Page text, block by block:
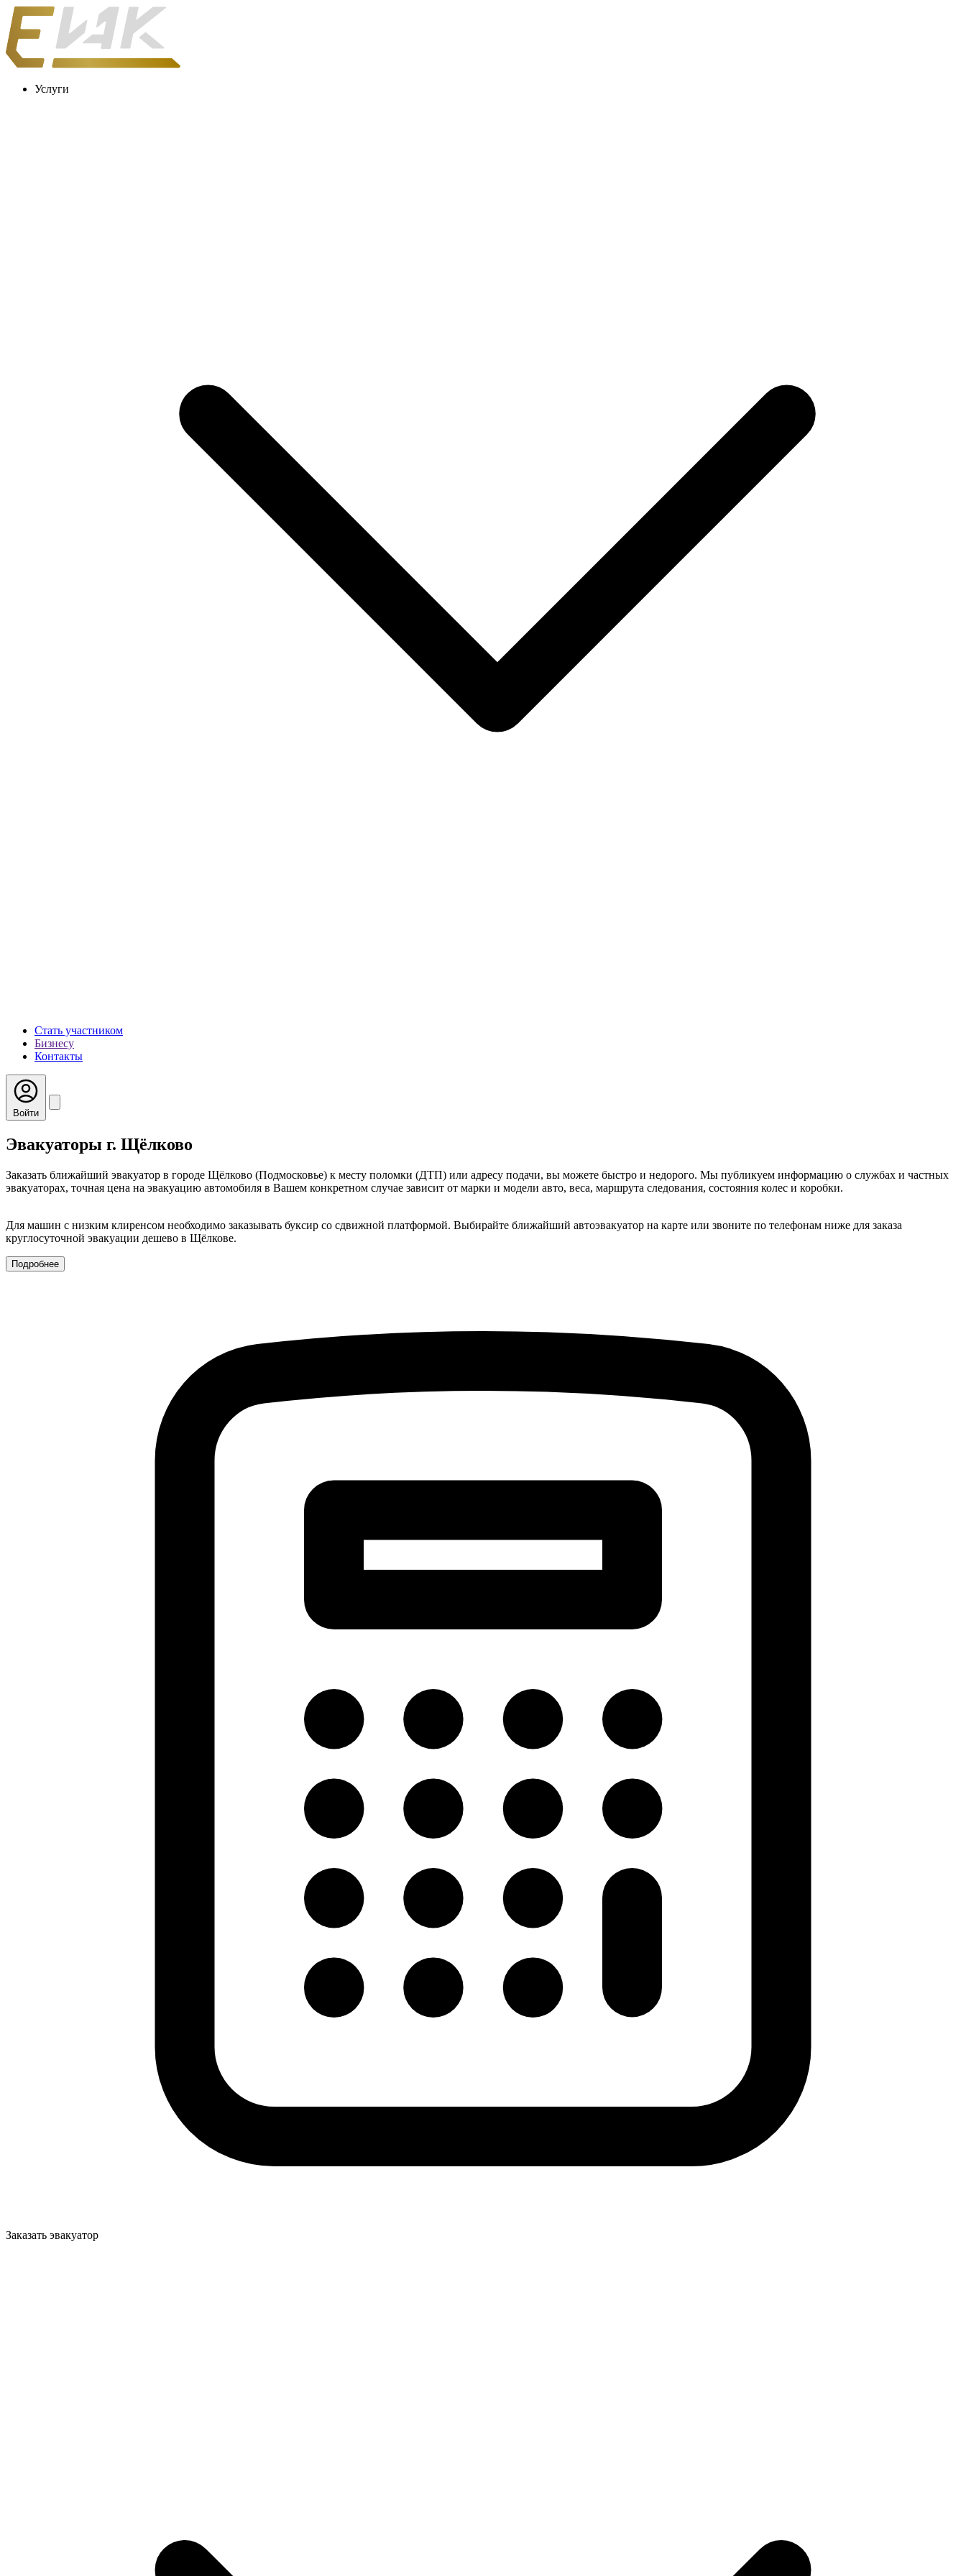
Услуги
Стать участником
Бизнесу
Контакты
Войти
Эвакуаторы г. Щёлково
Заказать ближайший эвакуатор в городе Щёлково (Подмосковье) к месту поломки (ДТП) или адресу подачи, вы можете быстро и недорого. Мы публикуем информацию о службах и частных
эвакуаторах, точная цена на эвакуацию автомобиля в Вашем конкретном случае зависит от марки и модели авто, веса, маршрута следования, состояния колес и коробки.
Для машин с низким клиренсом необходимо заказывать буксир со сдвижной платформой. Выбирайте ближайший автоэвакуатор на карте или звоните по телефонам ниже для заказа
круглосуточной эвакуации дешево в Щёлкове.
Подробнее
Заказать эвакуатор